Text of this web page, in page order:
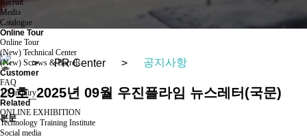
Recruit
Media
Catalogue
Online Tour
Online Tour
(New) Technical Center
(New) Screws & Barrels
Customer
FAQ
1:1 Inquiry
Related
ONLINE EXHIBITION
Technology Training Institute
Social media
> PR Center > 공지사항
29호_2025년 09월 우진플라임 뉴스레터(국문)
본문